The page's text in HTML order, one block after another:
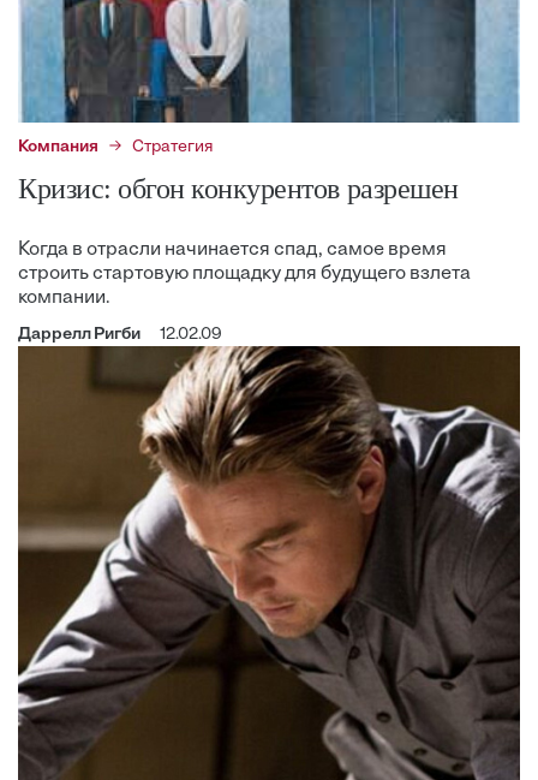
Компания Стратегия
Кризис: обгон конкурентов разрешен
Когда в отрасли начинается спад, самое время
строить стартовую площадку для будущего взлета
компании.
Даррелл Ригби 12.02.09